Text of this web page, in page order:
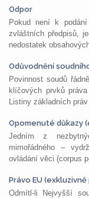
Odpor
Pokud není k
zvláštních předpisů,
nedostatek
Odůvodnění
Povinnost soudů
klíčových prvků
Listiny základních
Opomenuté důkazy
Jedním z
mimořádného –
ovládání věci (corpus
Právo EU
Odmítl-li Nejvyšší